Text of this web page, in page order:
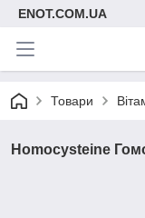
ENOT.COM.UA
Товари
Homocysteine